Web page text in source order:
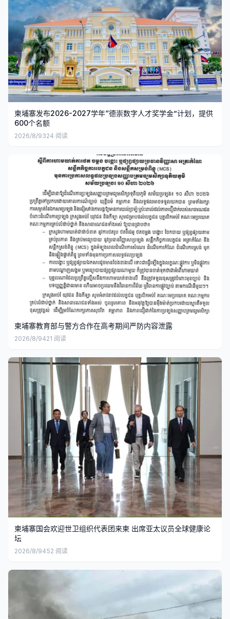
柬埔寨发布2026-2027学年“德崇数字人才奖学金”计划，提供
600个名额
2026/8/9324 阅读
柬埔寨教育部与警方合作在高考期间严防内容泄露
2026/8/9421 阅读
柬埔寨国会欢迎世卫组织代表团来柬 出席亚太议员全球健康论
坛
2026/8/9452 阅读